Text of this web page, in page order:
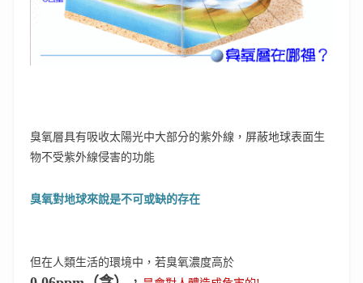
臭氧層具有吸收太陽光中大部分的紫外線，屏蔽地球表面生
物不受紫外線侵害的功能
臭氧對地球來說是不可或缺的存在
但在人類生活的環境中，若臭氧濃度高於